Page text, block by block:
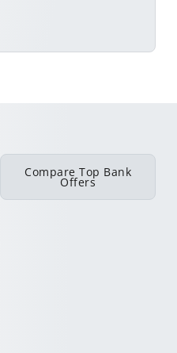
Compare Top Bank
Offers